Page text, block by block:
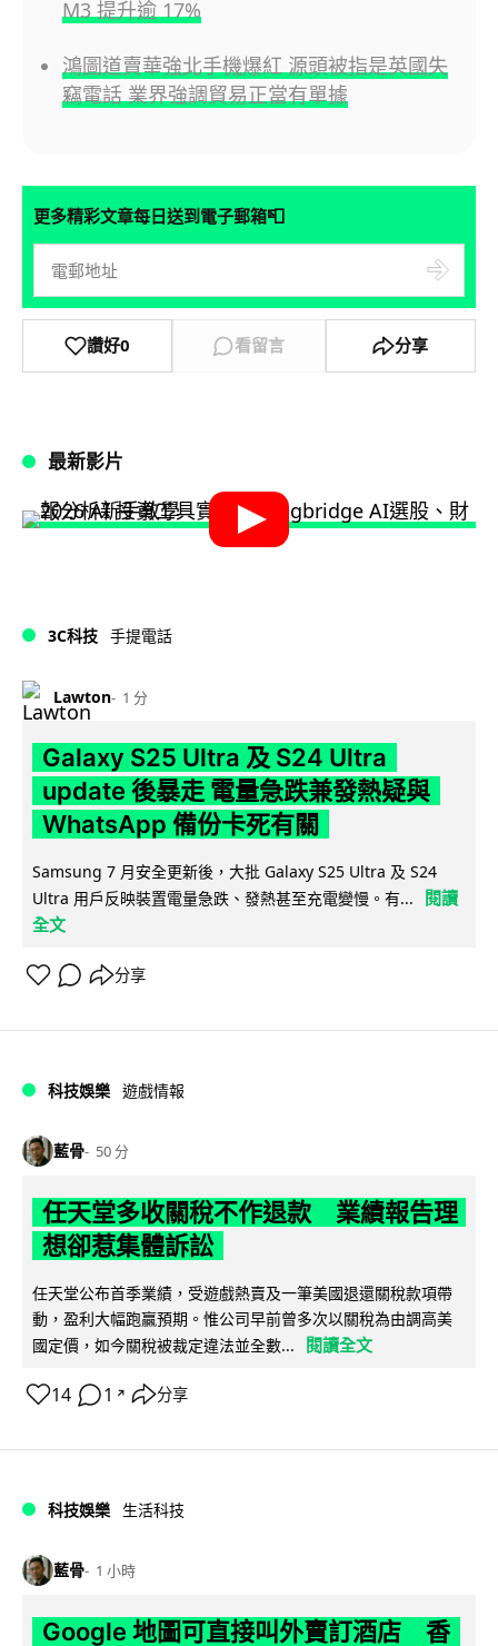
M3 提升逾 17%
鴻圖道賣華強北手機爆紅 源頭被指是英國失
竊電話 業界強調貿易正當有單據
更多精彩文章每日送到電子郵箱📮
讚好0 看留言 分享
最新影片
3C科技 手提電話
Lawton 1 分
Galaxy S25 Ultra 及 S24 Ultra
update 後暴走 電量急跌兼發熱疑與
WhatsApp 備份卡死有關
Samsung 7 月安全更新後，大批 Galaxy S25 Ultra 及 S24
Ultra 用戶反映裝置電量急跌、發熱甚至充電變慢。有...
閱讀
全文
分享
科技娛樂 遊戲情報
藍骨 50 分
任天堂多收關稅不作退款 業績報告理
想卻惹集體訴訟
任天堂公布首季業績，受遊戲熱賣及一筆美國退還關稅款項帶
動，盈利大幅跑贏預期。惟公司早前曾多次以關稅為由調高美
國定價，如今關稅被裁定違法並全數...
閱讀全文
14 1 ↗ 分享
科技娛樂 生活科技
藍骨 1 小時
Google 地圖可直接叫外賣訂酒店 香